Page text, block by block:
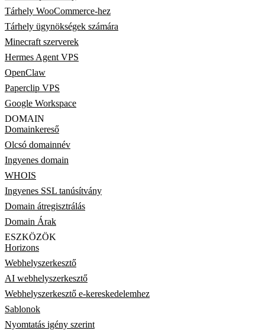
Tárhely WooCommerce-hez
Tárhely ügynökségek számára
Minecraft szerverek
Hermes Agent VPS
OpenClaw
Paperclip VPS
Google Workspace
DOMAIN
Domainkereső
Olcsó domainnév
Ingyenes domain
WHOIS
Ingyenes SSL tanúsítvány
Domain átregisztrálás
Domain Árak
ESZKÖZÖK
Horizons
Webhelyszerkesztő
AI webhelyszerkesztő
Webhelyszerkesztő e-kereskedelemhez
Sablonok
Nyomtatás igény szerint